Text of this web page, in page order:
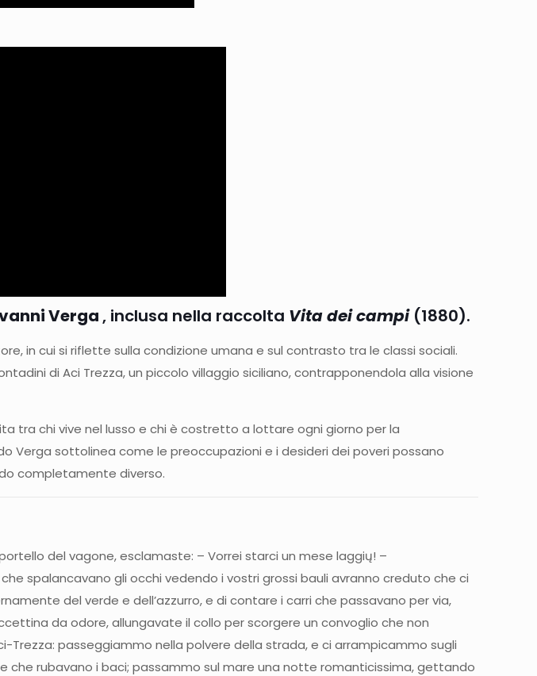
Verga , inclusa nella raccolta Vita dei campi (1880).
in cui si riflette sulla condizione umana e sul contrasto tra le classi sociali.
di Aci Trezza, un piccolo villaggio siciliano, contrapponendola alla visione
tra chi vive nel lusso e chi è costretto a lottare ogni giorno per la
Verga sottolinea come le preoccupazioni e i desideri dei poveri possano
completamente diverso.
del vagone, esclamaste: – Vorrei starci un mese laggių! –
spalancavano gli occhi vedendo i vostri grossi bauli avranno creduto che ci
del verde e dell’azzurro, e di contare i carri che passavano per via,
da odore, allungavate il collo per scorgere un convoglio che non
passeggiammo nella polvere della strada, e ci arrampicammo sugli
rubavano i baci; passammo sul mare una notte romanticissima, gettando